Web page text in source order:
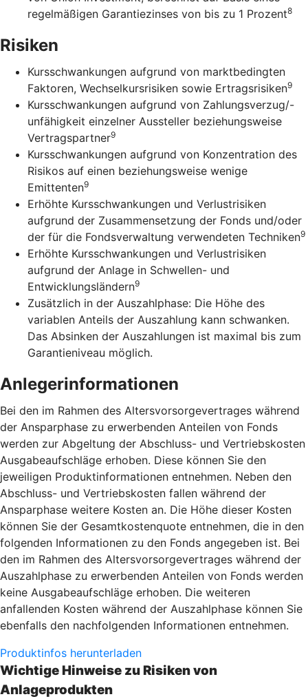
regelmäßigen Garantiezinses von bis zu 1 Prozent8
Risiken
Kursschwankungen aufgrund von marktbedingten
Faktoren, Wechselkursrisiken sowie Ertragsrisiken9
Kursschwankungen aufgrund von Zahlungsverzug/-
unfähigkeit einzelner Aussteller beziehungsweise
Vertragspartner9
Kursschwankungen aufgrund von Konzentration des
Risikos auf einen beziehungsweise wenige
Emittenten9
Erhöhte Kursschwankungen und Verlustrisiken
aufgrund der Zusammensetzung der Fonds und/oder
der für die Fondsverwaltung verwendeten Techniken9
Erhöhte Kursschwankungen und Verlustrisiken
aufgrund der Anlage in Schwellen- und
Entwicklungsländern9
Zusätzlich in der Auszahlphase: Die Höhe des
variablen Anteils der Auszahlung kann schwanken.
Das Absinken der Auszahlungen ist maximal bis zum
Garantieniveau möglich.
Anlegerinformationen
Bei den im Rahmen des Altersvorsorgevertrages während
der Ansparphase zu erwerbenden Anteilen von Fonds
werden zur Abgeltung der Abschluss- und Vertriebskosten
Ausgabeaufschläge erhoben. Diese können Sie den
jeweiligen Produktinformationen entnehmen. Neben den
Abschluss- und Vertriebskosten fallen während der
Ansparphase weitere Kosten an. Die Höhe dieser Kosten
können Sie der Gesamtkostenquote entnehmen, die in den
folgenden Informationen zu den Fonds angegeben ist. Bei
den im Rahmen des Altersvorsorgevertrages während der
Auszahlphase zu erwerbenden Anteilen von Fonds werden
keine Ausgabeaufschläge erhoben. Die weiteren
anfallenden Kosten während der Auszahlphase können Sie
ebenfalls den nachfolgenden Informationen entnehmen.
Produktinfos herunterladen
Wichtige Hinweise zu Risiken von
Anlageprodukten